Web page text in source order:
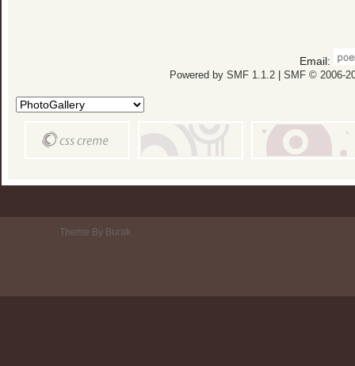
Email:
Powered by SMF 1.1.2| SMF © 2006-
Theme By Burak